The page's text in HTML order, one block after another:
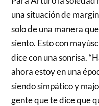
una situación de
solo de una manera
siento. Esto con
dice con una sonrisa.
ahora estoy en una
siendo simpático y
gente que te dice que